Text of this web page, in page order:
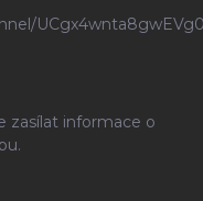
zasílat informace o